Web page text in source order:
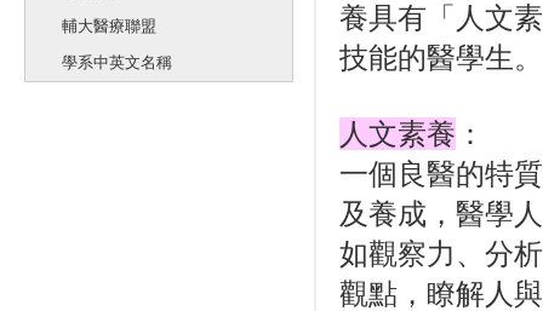
輔大醫療聯盟
學系中英文名稱
養具有 「人文
技能的醫學生。
人文素養 ：
一個良醫的特
及養成，醫學
如觀察力、分
觀點，瞭解人